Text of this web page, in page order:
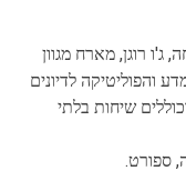
רוגן, מארח מגוון
והפוליטיקה לדיונים
שיחות בלתי
ספורט.